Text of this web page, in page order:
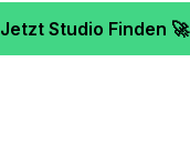
Jetzt Studio Finden 🚀